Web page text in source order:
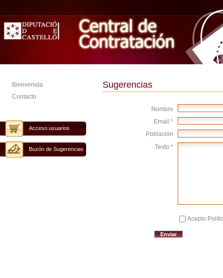
Bienvenida
Contacto
Acceso usuarios
Buzón de Sugerencias
Sugerencias
Nombre
Email *
Población
Texto *
Acepto